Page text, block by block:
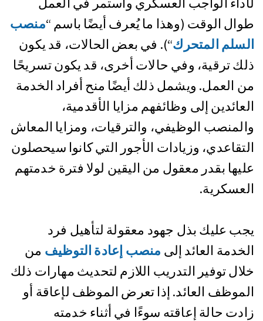
طوال الوقت (وهذا ما يُعرف أيضًا باسم “منصب
السلم المتحرك“). في بعض الحالات، قد يكون
ذلك ترقية، وفي حالات أخرى، قد يكون تسريحًا
من العمل. ويشمل ذلك أيضًا منح أفراد الخدمة
العائدين إلى وظائفهم مزايا الأقدمية،
والمنصب الوظيفي، والترقيات، ومزايا المعاش
التقاعدي، وزيادات الأجور التي كانوا سيحصلون
عليها بقدر معقول من اليقين لولا فترة خدمتهم
العسكرية.
يجب عليك بذل جهود معقولة لتأهيل فرد
الخدمة العائد إلى منصب إعادة التوظيف من
خلال توفير التدريب اللازم لتحديث مهارات ذلك
الموظف العائد. إذا تعرض الموظف لإعاقة أو
زادت حالة إعاقته سوءًا في أثناء خدمته